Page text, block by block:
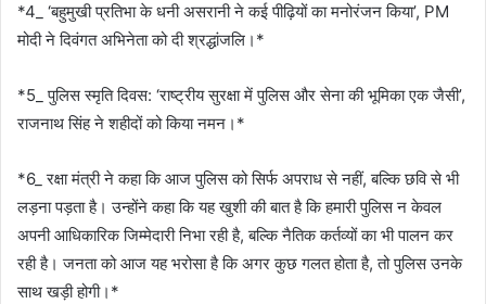
*4_ ‘बहुमुखी प्रतिभा के धनी असरानी ने कई पीढ़ियों का मनोरंजन किया’, PM
मोदी ने दिवंगत अभिनेता को दी श्रद्धांजलि।*
*5_ पुलिस स्मृति दिवस: ‘राष्ट्रीय सुरक्षा में पुलिस और सेना की भूमिका एक जैसी’,
राजनाथ सिंह ने शहीदों को किया नमन।*
*6_ रक्षा मंत्री ने कहा कि आज पुलिस को सिर्फ अपराध से नहीं, बल्कि छवि से भी
लड़ना पड़ता है। उन्होंने कहा कि यह खुशी की बात है कि हमारी पुलिस न केवल
अपनी आधिकारिक जिम्मेदारी निभा रही है, बल्कि नैतिक कर्तव्यों का भी पालन कर
रही है। जनता को आज यह भरोसा है कि अगर कुछ गलत होता है, तो पुलिस उनके
साथ खड़ी होगी।*